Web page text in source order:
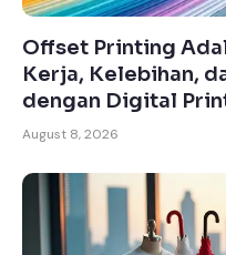
Offset Printing
Kerja, Kelebihan,
dengan Digital
August 8, 2026